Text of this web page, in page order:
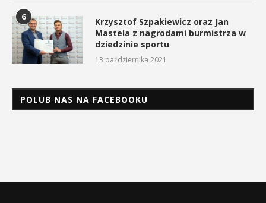
6
Krzysztof Szpakiewicz oraz Jan
Mastela z nagrodami burmistrza w
dziedzinie sportu
13 października 2021
POLUB NAS NA FACEBOOKU